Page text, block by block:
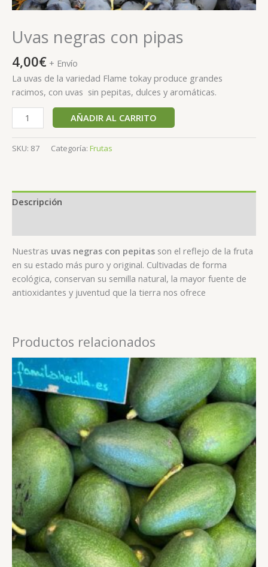
Uvas negras con pipas
4,00€ + Envío
La uvas de la variedad Flame tokay produce grandes
racimos, con uvas sin pepitas, dulces y aromáticas.
AÑADIR AL CARRITO
SKU: 87 Categoría: Frutas
Descripción
Nuestras uvas negras con pepitas son el reflejo de la fruta
en su estado más puro y original. Cultivadas de forma
ecológica, conservan su semilla natural, la mayor fuente de
antioxidantes y juventud que la tierra nos ofrece
Productos relacionados